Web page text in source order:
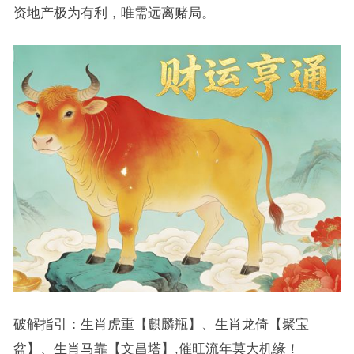
资地产极为有利，唯需远离赌局。
破解指引：生肖虎重【麒麟瓶】、生肖龙倚【聚宝
盆】、生肖马靠【文昌塔】,催旺流年莫大机缘！